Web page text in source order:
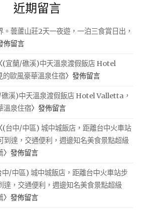
近期留言
。蕓蘆山莊2天一夜遊，一泊三食賞日出，
佈留言
(宜蘭/礁溪)中天溫泉渡假飯店 Hotel
歐風豪華溫泉住宿〉發佈留言
溪)中天溫泉渡假飯店 Hotel Valletta，
溫泉住宿〉發佈留言
(台中/中區) 城中城飯店，距離台中火車站
到達，交通便利，週邊知名美食景點超級
〉發佈留言
中/中區) 城中城飯店，距離台中火車站步
達，交通便利，週邊知名美食景點超級
〉發佈留言